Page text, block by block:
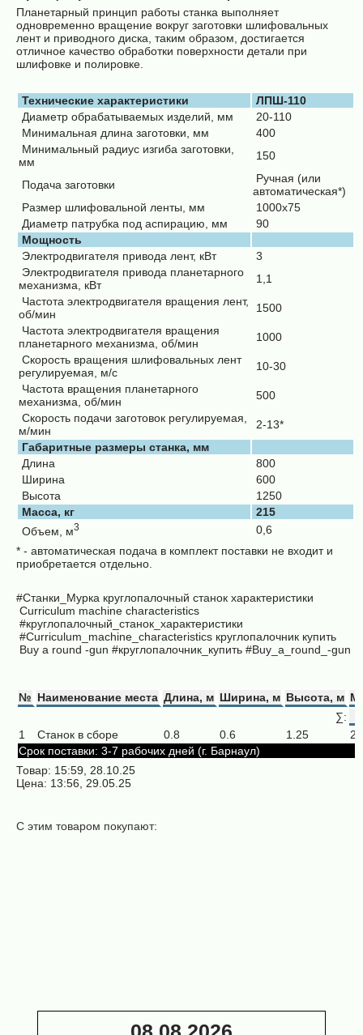
Планетарный принцип работы станка выполняет
одновременно вращение вокруг заготовки шлифовальных
лент и приводного диска, таким образом, достигается
отличное качество обработки поверхности детали при
шлифовке и полировке.
Технические характеристики
ЛПШ-110
Диаметр обрабатываемых изделий, мм
20-110
Минимальная длина заготовки, мм
400
Минимальный радиус изгиба заготовки,
мм
150
Подача заготовки
Ручная (или
автоматическая*)
Размер шлифовальной ленты, мм
1000х75
Диаметр патрубка под аспирацию, мм
90
Мощность
Электродвигателя привода лент, кВт
3
Электродвигателя привода планетарного
механизма, кВт
1,1
Частота электродвигателя вращения лент,
об/мин
1500
Частота электродвигателя вращения
планетарного механизма, об/мин
1000
Скорость вращения шлифовальных лент
регулируемая, м/с
10-30
Частота вращения планетарного
механизма, об/мин
500
Скорость подачи заготовок регулируемая,
м/мин
2-13*
Габаритные размеры станка, мм
Длина
800
Ширина
600
Высота
1250
Масса, кг
215
Объем, м3
0,6
* - автоматическая подача в комплект поставки не входит и
приобретается отдельно.
#Станки_Мурка круглопалочный станок характеристики
Curriculum machine characteristics
#круглопалочный_станок_характеристики
#Curriculum_machine_characteristics круглопалочник купить
Buy a round -gun #круглопалочник_купить #Buy_a_round_-gun
№ Наименование места Длина, м Ширина, м Высота, м
∑:
1
Станок в сборе 0.8 0.6 1.25
Срок поставки: 3-7 рабочих дней (г. Барнаул)
Товар: 15:59, 28.10.25
Цена: 13:56, 29.05.25
С этим товаром покупают: